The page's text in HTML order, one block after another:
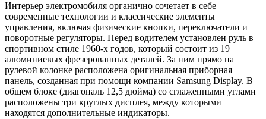
Интерьер электромобиля органично сочетает в себе
современные технологии и классические элементы
управления, включая физические кнопки, переключатели и
поворотные регуляторы. Перед водителем установлен руль в
спортивном стиле 1960-х годов, который состоит из 19
алюминиевых фрезерованных деталей. За ним прямо на
рулевой колонке расположена оригинальная приборная
панель, созданная при помощи компании Samsung Display. В
общем блоке (диагональ 12,5 дюйма) со сглаженными углами
расположены три круглых дисплея, между которыми
находятся дополнительные индикаторы.